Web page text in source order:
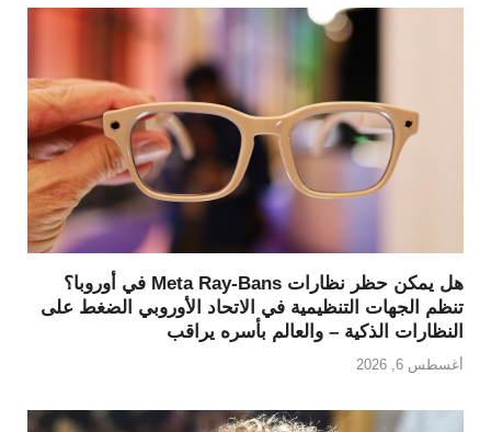
هل يمكن حظر نظارات Meta Ray-Bans في أوروبا؟
تنظم الجهات التنظيمية في الاتحاد الأوروبي الضغط على
النظارات الذكية – والعالم بأسره يراقب
أغسطس 6, 2026